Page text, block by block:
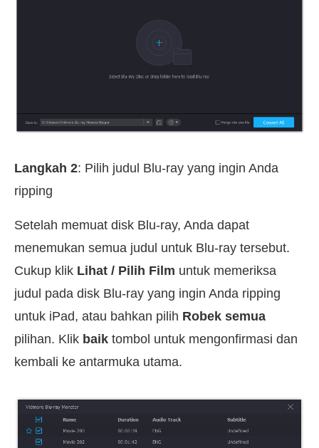
Langkah 2: Pilih judul Blu-ray yang ingin Anda
ripping
Setelah memuat disk Blu-ray, Anda dapat
menemukan semua judul untuk Blu-ray tersebut.
Cukup klik Lihat / Pilih Film untuk memeriksa
judul pada disk Blu-ray yang ingin Anda ripping
untuk iPad, atau bahkan pilih Robek semua
pilihan. Klik baik tombol untuk mengonfirmasi dan
kembali ke antarmuka utama.